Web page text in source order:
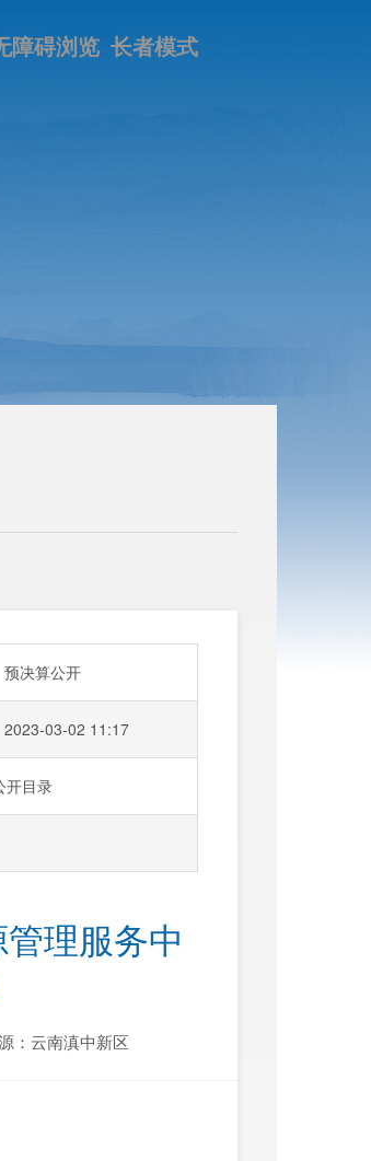
长者模式
障碍浏览
预决算公开
2023-03-02 11:17
开目录
理服务中
：云南滇中新区